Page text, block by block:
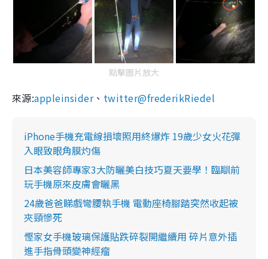
點擊圖片放大
來源:appleinsider、 twitter@frederikRiedel
iPhone手機充電線損壞照用終爆炸 19歲少女火花彈
入眼致眼角膜灼傷
日本美容師專家3大防曬美白技巧夏天要學！臨瞓前
玩手機原來皮膚會曬黑
24歲爸爸睇戲彎腰執手機 電動座椅腳踏突然收起被
夾頸慘死
慳家女手機玻璃保護貼跌碎裂開繼續用 碎片意外插
進手指骨頭變神經瘤